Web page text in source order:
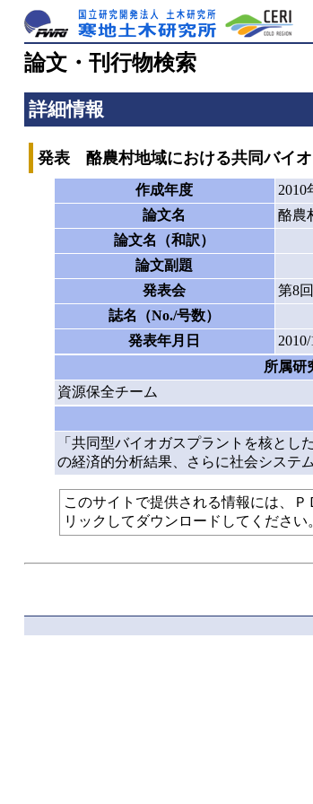
論文・刊行物検索
詳細情報
発表 酪農村地域における共同バイ
作成年度
2010
論文名
酪農
論文名（和訳）
論文副題
発表会
第8
誌名（No./号数）
発表年月日
所属研
資源保全チーム
「共同型バイオガスプラントを核と
の経済的分析結果、さらに社会システ
このサイトで提供される情報には、Ｐ
リックしてダウンロードしてください